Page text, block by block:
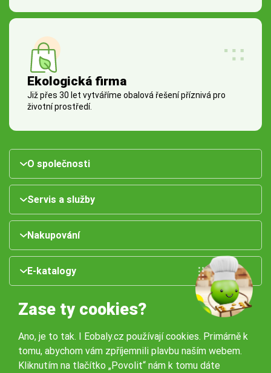
Ekologická firma
Již přes 30 let vytváříme obalová řešení příznivá pro
životní prostředí.
O společnosti
Servis a služby
Nakupování
E-katalogy
Zase ty cookies?
Ano, je to tak. I Eobaly.cz používají cookies. Primárně k
tomu, abychom vám zpříjemnili plavbu naším webem.
Kliknutím na tlačítko „Povolit“ nám k tomu dáte